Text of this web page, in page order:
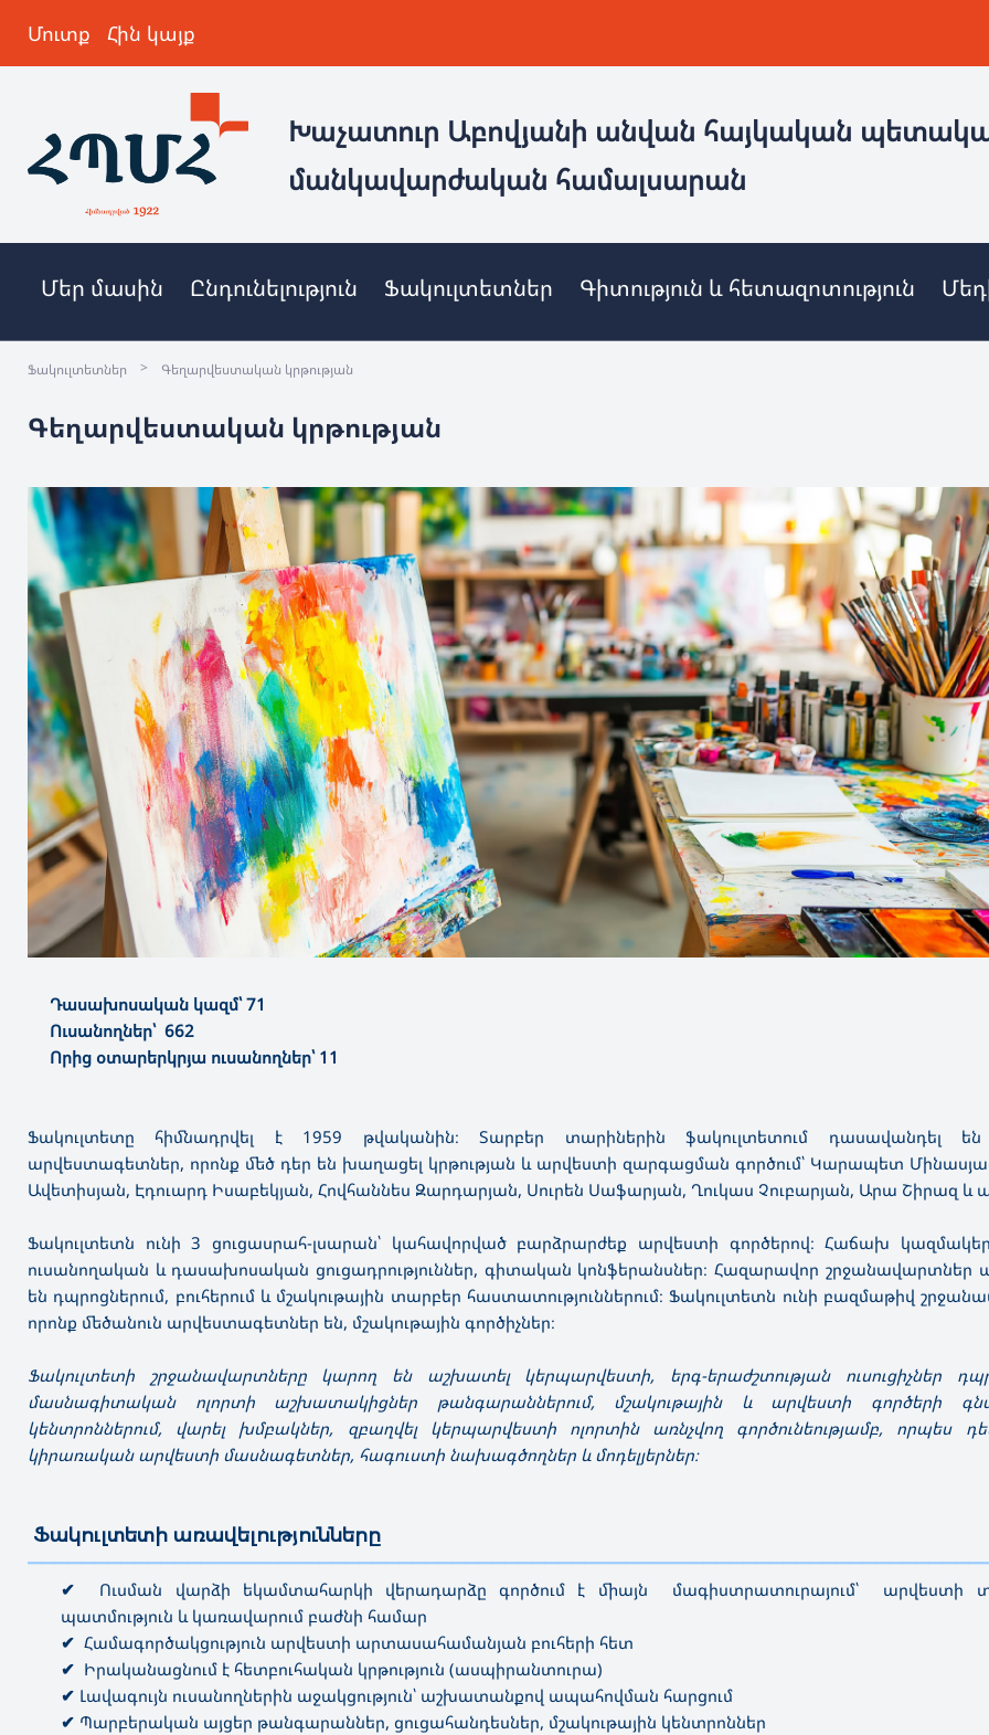
Մուտք Հին կայք
Խաչատուր Աբովյանի անվան հայկական
մանկավարժական համալսարան
Մեր մասին Ընդունելություն Ֆակուլտետներ Գիտություն և հետազոտություն
Ֆակուլտետներ > Գեղարվեստական կրթության
Գեղարվեստական կրթության
Դասախոսական կազմ՝ 71
Ուսանողներ՝ 662
Որից օտարերկրյա ուսանողներ՝ 11
Ֆակուլտետը հիմնադրվել է 1959 թվականին։ Տարբեր տարիներին ֆակուլտետում դասավանդել
արվեստագետներ, որոնք մեծ դեր են խաղացել կրթության և արվեստի զարգացման գործում՝ Կարապետ
Ավետիսյան, Էդուարդ Իսաբեկյան, Հովհաննես Զարդարյան, Սուրեն Սաֆարյան, Ղուկաս Չուբարյան, Արա Շիրազ և
Ֆակուլտետն ունի 3 ցուցասրահ-լսարան՝ կահավորված բարձրարժեք արվեստի գործերով։ Հաճախ
ուսանողական և դասախոսական ցուցադրություններ, գիտական կոնֆերանսներ։ Հազարավոր շրջանավարտներ
են դպրոցներում, բուհերում և մշակութային տարբեր հաստատություններում։ Ֆակուլտետն ունի բազմաթիվ
որոնք մեծանուն արվեստագետներ են, մշակութային գործիչներ։
Ֆակուլտետի շրջանավարտները կարող են աշխատել կերպարվեստի, երգ-երաժշտության ուսուցիչներ
մասնագիտական ոլորտի աշխատակիցներ թանգարաններում, մշակութային և արվեստի գործերի
կենտրոններում, վարել խմբակներ, զբաղվել կերպարվեստի ոլորտին առնչվող գործունեությամբ, որպես
կիրառական արվեստի մասնագետներ, հագուստի նախագծողներ և մոդելյերներ։
Ֆակուլտետի առավելությունները
————————————————————————————————————————————————————————————————————————
✔ Ուսման վարձի եկամտահարկի վերադարձը գործում է միայն մագիստրատուրայում՝ արվեստի
պատմություն և կառավարում բաժնի համար
✔ Համագործակցություն արվեստի արտասահամանյան բուհերի հետ
✔ Իրականացնում է հետբուհական կրթություն (ասպիրանտուրա)
✔ Լավագույն ուսանողներին աջակցություն՝ աշխատանքով ապահովման հարցում
✔ Պարբերական այցեր թանգարաններ, ցուցահանդեսներ, մշակութային կենտրոններ